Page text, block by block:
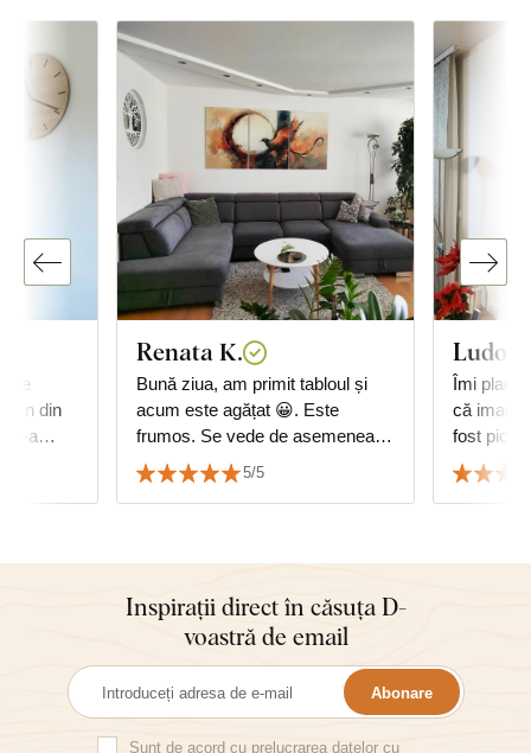
de
din
S-a
Renata K.
Bună ziua, am primit tabloul și
acum este agățat 😀. Este
frumos. Se vede de asemenea și
copacul vieții cumpărat de la
5/5
Îmi plac
că
fost
Inspirații direct în căsuța D-
voastră de email
Abonare
Sunt de acord cu prelucrarea datelor cu